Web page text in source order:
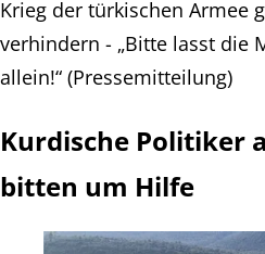
Krieg der türkischen Armee
verhindern - „Bitte lasst die
allein!“ (Pressemitteilung)
Kurdische Politiker
bitten um Hilfe